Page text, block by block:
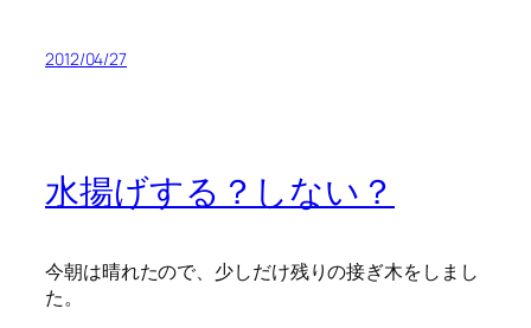
2012/04/27
水揚げする？しない？
今朝は晴れたので、少しだけ残りの接ぎ木をしまし
た。